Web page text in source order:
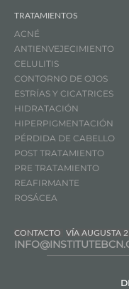
TRATAMIENTOS
ACNÉ
ANTIENVEJECIMIENTO
CELULITIS
CONTORNO DE OJOS
ESTRÍAS Y CICATRICES
HIDRATACIÓN
HIPERPIGMENTACIÓN
PÉRDIDA DE CABELLO
POST TRATAMIENTO
PRE TRATAMIENTO
REAFIRMANTE
ROSÁCEA
CONTACTO VÍA AUGUSTA